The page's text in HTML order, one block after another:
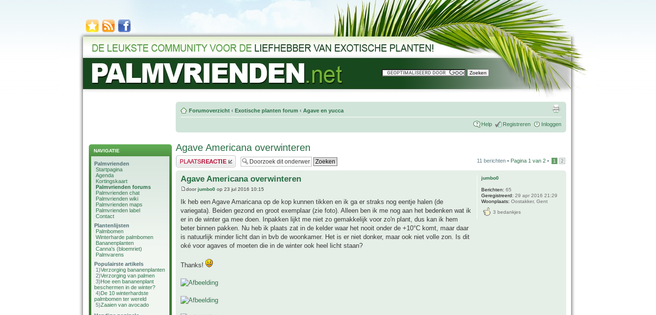
NAVIGATIE
Palmvrienden
Startpagina
Agenda
Kortingskaart
Palmvrienden forums
Palmvrienden chat
Palmvrienden wiki
Palmvrienden maps
Palmvrienden label
Contact
Plantenlijsten
Palmbomen
Winterharde palmbomen
Bananenplanten
Canna's (bloemriet)
Palmvarens
Populairste artikels
1)Verzorging bananenplanten
2)Verzorging van palmen
3)Hoe een bananenplant
beschermen in de winter?
4)De 10 winterhardste
palmbomen ter wereld
5)Zaaien van avocado
Forumoverzicht ‹ Exotische planten forum ‹ Agave en yucca
Help Registreren Inloggen
Agave Americana overwinteren
Plaats een reactie 11 berichten • Pagina 1 van 2 • 1 2
Agave Americana overwinteren
doorjumbo0 op 23 jul 2016 10:15
Ik heb een Agave Amaricana op de kop kunnen tikken en ik ga er straks nog eentje halen (de
variegata). Beiden gezond en groot exemplaar (zie foto). Alleen ben ik me nog aan het bedenken wat ik
er in de winter ga mee doen. Inpakken lijkt me niet zo gemakkelijk voor zo'n plant, dus kan ik hem
beter binnen pakken. Nu heb ik plaats zat in de kelder waar het nooit onder de +10°C komt, maar daar
is natuurlijk minder licht dan in bvb de woonkamer. Het is er niet donker, maar ook niet volle zon. Is dit
oké voor agaves of moeten die in de winter ook heel licht staan?
Thanks!
jumbo0
Berichten: 65
Geregistreerd: 29 apr 2016 21:29
Woonplaats: Oostakker, Gent
3 bedankjes